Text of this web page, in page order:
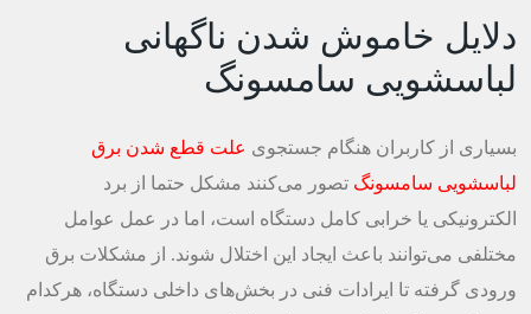
دلایل خاموش شدن ناگهانی
لباسشویی سامسونگ
بسیاری از کاربران هنگام جستجوی علت قطع شدن برق
لباسشویی سامسونگ تصور می‌کنند مشکل حتما از برد
الکترونیکی یا خرابی کامل دستگاه است، اما در عمل عوامل
مختلفی می‌توانند باعث ایجاد این اختلال شوند. از مشکلات برق
ورودی گرفته تا ایرادات فنی در بخش‌های داخلی دستگاه، هرکدام